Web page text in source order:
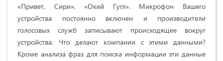
«Привет, Сири», «Окей Гугл». Микрофон Вашего
устройства постоянно включен и производители
голосовых служб записывают происходящее вокруг
устройства. Что делают компании с этими данными?
Кроме анализа фраз для поиска информации эти данные